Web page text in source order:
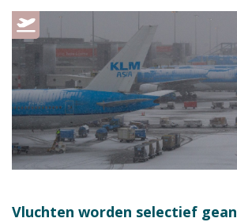
Vluchten worden selectief